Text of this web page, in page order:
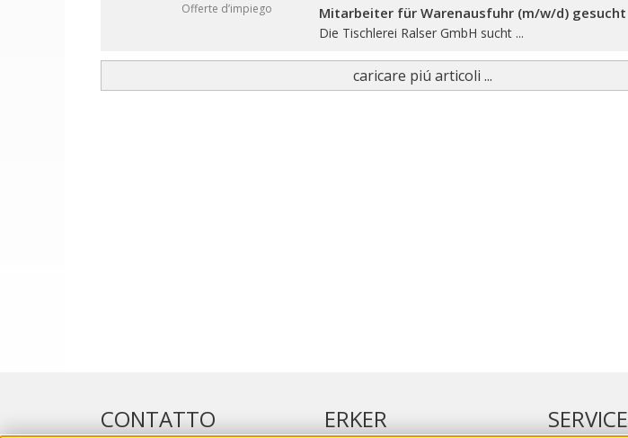
Offerte d’impiego Mitarbeiter für Warenausfuhr (m/w/d) gesucht
Die Tischlerei Ralser GmbH sucht ...
caricare piú articoli ...
CONTATTO ERKER SERVICE